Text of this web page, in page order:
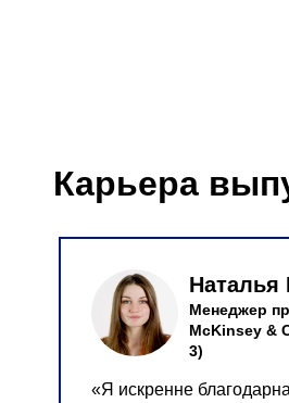
Карьера
Наталья
Менеджер
McKinsey &
3)
«Я искренне